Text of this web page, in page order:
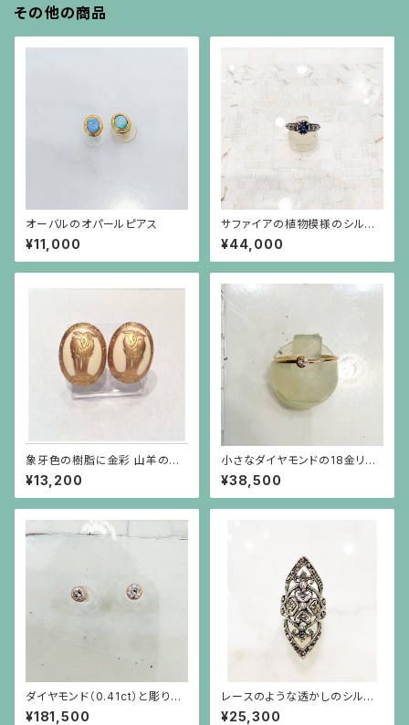
その他の商品
オーバルのオパールピアス
¥11,000
サファイアの植物模様のシルバ
ーリング
¥44,000
象牙色の樹脂に金彩 山羊のイ
ヤリング 楕円
¥13,200
小さなダイヤモンドの18金リン
グ
¥38,500
ダイヤモンド（0.41ct）と彫りを
施した18金枠のピアス
¥181,500
レースのような透かしのシルバ
ーリング
¥25,300